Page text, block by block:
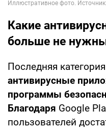
Какие
больше не
Последняя
антивирусные
программы
Благодаря Google
пользователей